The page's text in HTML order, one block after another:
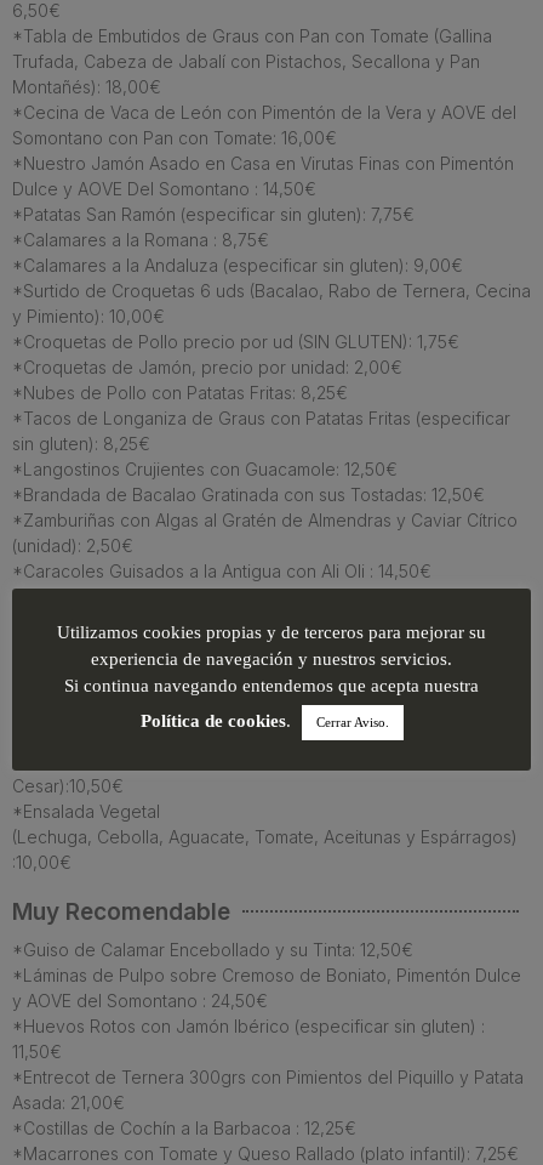
6,50€
*Tabla de Embutidos de Graus con Pan con Tomate (Gallina
Trufada, Cabeza de Jabalí con Pistachos, Secallona y Pan
Montañés): 18,00€
*Cecina de Vaca de León con Pimentón de la Vera y AOVE del
Somontano con Pan con Tomate: 16,00€
*Nuestro Jamón Asado en Casa en Virutas Finas con Pimentón
Dulce y AOVE Del Somontano : 14,50€
*Patatas San Ramón (especificar sin gluten): 7,75€
*Calamares a la Romana : 8,75€
*Calamares a la Andaluza (especificar sin gluten): 9,00€
*Surtido de Croquetas 6 uds (Bacalao, Rabo de Ternera, Cecina
y Pimiento): 10,00€
*Croquetas de Pollo precio por ud (SIN GLUTEN): 1,75€
*Croquetas de Jamón, precio por unidad: 2,00€
*Nubes de Pollo con Patatas Fritas: 8,25€
*Tacos de Longaniza de Graus con Patatas Fritas (especificar
sin gluten): 8,25€
*Langostinos Crujientes con Guacamole: 12,50€
*Brandada de Bacalao Gratinada con sus Tostadas: 12,50€
*Zamburiñas con Algas al Gratén de Almendras y Caviar Cítrico
(unidad): 2,50€
*Caracoles Guisados a la Antigua con Ali Oli : 14,50€
*Mejillones al Vapor con Ali Oli de Kimchi : 13,50€
*Ración de Pan con Tomate : 1,80€
*Pan de Celiaco : 2,00€
Ensaladas
Cesar):10,50€
*Ensalada Vegetal
(Lechuga, Cebolla, Aguacate, Tomate, Aceitunas y Espárragos)
:10,00€
Muy Recomendable
*Guiso de Calamar Encebollado y su Tinta: 12,50€
*Láminas de Pulpo sobre Cremoso de Boniato, Pimentón Dulce
y AOVE del Somontano : 24,50€
*Huevos Rotos con Jamón Ibérico (especificar sin gluten) :
11,50€
*Entrecot de Ternera 300grs con Pimientos del Piquillo y Patata
Asada: 21,00€
*Costillas de Cochín a la Barbacoa : 12,25€
*Macarrones con Tomate y Queso Rallado (plato infantil): 7,25€
Utilizamos cookies propias y de terceros para mejorar su
experiencia de navegación y nuestros servicios.
Si continua navegando entendemos que acepta nuestra
Política de cookies. Cerrar Aviso.